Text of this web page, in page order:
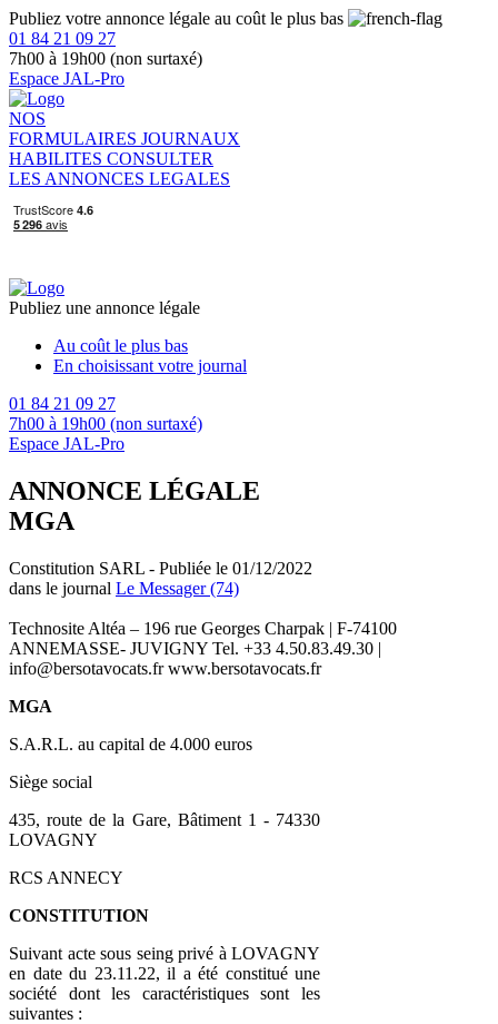
Publiez votre annonce légale au coût le plus bas
01 84 21 09 27
7h00 à 19h00 (non surtaxé)
Espace JAL-Pro
NOS
FORMULAIRES JOURNAUX
HABILITES CONSULTER
LES ANNONCES LEGALES
Publiez une annonce légale
Au coût le plus bas
En choisissant votre journal
01 84 21 09 27
7h00 à 19h00 (non surtaxé)
Espace JAL-Pro
ANNONCE LÉGALE
MGA
Constitution SARL - Publiée le 01/12/2022
dans le journal Le Messager (74)
Technosite Altéa – 196 rue Georges Charpak | F-74100
ANNEMASSE- JUVIGNY Tel. +33 4.50.83.49.30 |
info@bersotavocats.fr www.bersotavocats.fr
MGA
S.A.R.L. au capital de 4.000 euros
Siège social
435, route de la Gare, Bâtiment 1 - 74330
LOVAGNY
RCS ANNECY
CONSTITUTION
Suivant acte sous seing privé à LOVAGNY
en date du 23.11.22, il a été constitué une
société dont les caractéristiques sont les
suivantes :